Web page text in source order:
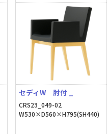
セディW 肘付 _
CRS23_049-02
W530×D560×H795(SH440)